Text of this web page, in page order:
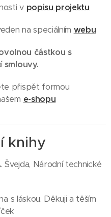
v popisu projektu
na speciálním webu
částkou s
smlouvy.
přispět formou
e-shopu
knihy
Švejda, Národní technické
s láskou. Děkuji a těším